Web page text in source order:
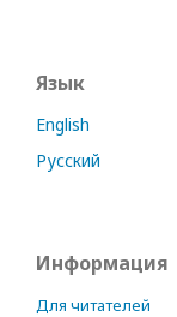
Язык
English
Русский
Информация
Для читателей